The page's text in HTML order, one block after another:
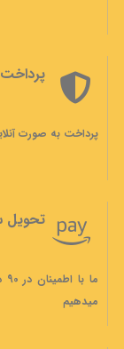
پرداخت به صورت
تحویل
میدهیم